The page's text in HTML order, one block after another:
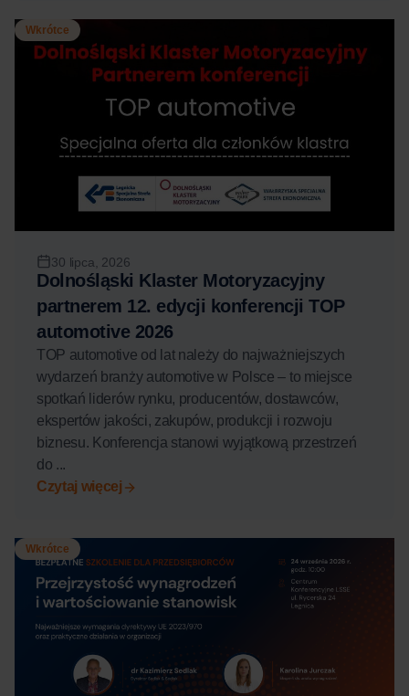
Wkrótce
30 lipca, 2026
Dolnośląski Klaster Motoryzacyjny
partnerem 12. edycji konferencji TOP
automotive 2026
TOP automotive od lat należy do najważniejszych
wydarzeń branży automotive w Polsce – to miejsce
spotkań liderów rynku, producentów, dostawców,
ekspertów jakości, zakupów, produkcji i rozwoju
biznesu. Konferencja stanowi wyjątkową przestrzeń
do ...
Czytaj więcej
Wkrótce